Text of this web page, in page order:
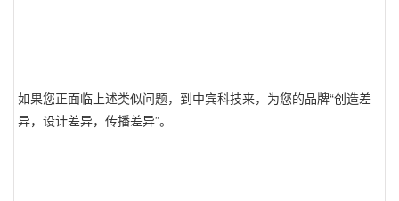
如果您正面临上述类似问题，到中宾科技来，为您的品牌“创造差
异，设计差异，传播差异”。